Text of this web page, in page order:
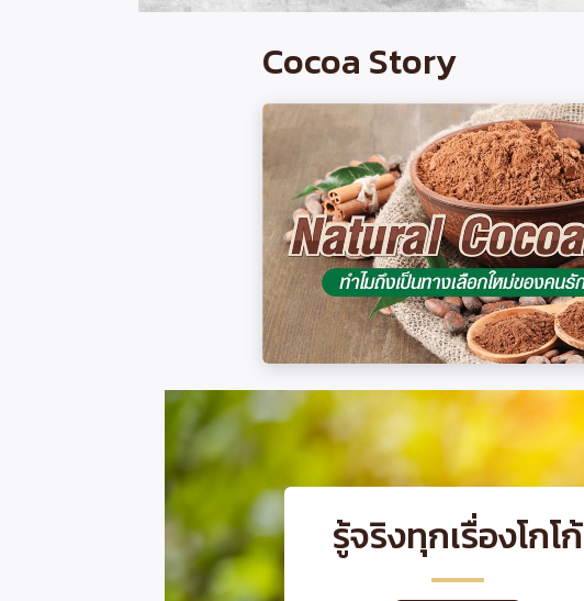
Cocoa Story
รู้จริงทุกเรื่องโกโก้